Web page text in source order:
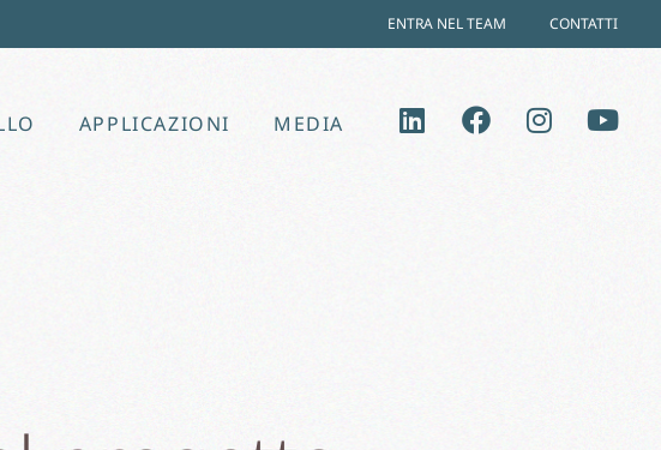
ENTRA NEL TEAM CONTATTI
APPLICAZIONI MEDIA